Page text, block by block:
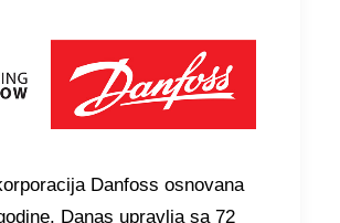
Danfoss osnovana
Danas upravlja sa 72